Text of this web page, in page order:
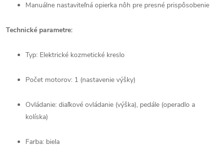
Manuálne nastaviteľná opierka nôh pre presné prispôsobenie
Technické parametre:
Typ: Elektrické kozmetické kreslo
Počet motorov: 1 (nastavenie výšky)
Ovládanie: diaľkové ovládanie (výška), pedále (operadlo a
kolíska)
Farba: biela